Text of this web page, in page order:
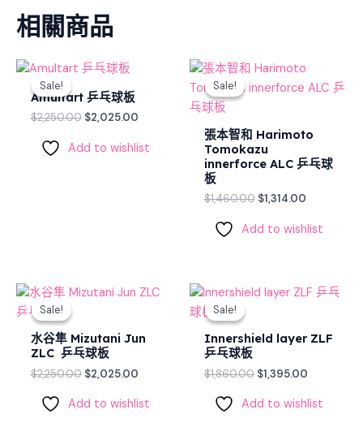
相關商品
Sale!
Sale!
Amultart 乒乓球板
$2,250.00
Original
was:
$2,250.00.
$2,025.00
$2,025.00.
Add to wishlist
Sale!
Sale!
張本智和 Harimoto
Tomokazu
innerforce ALC 乒乓球
板
$1,460.00
Original
was:
$1,314.00
Current
is:
Add to wishlist
Sale!
Sale!
水谷隼 Mizutani Jun
ZLC 乒乓球板
$2,250.00
Original
$2,250.00.
$2,025.00
Current
Add to wishlist
Sale!
Sale!
Innershield layer ZLF
乒乓球板
$1,860.00
Original
price
$1,860.00.
$1,395.00
Current
Add to wishlist